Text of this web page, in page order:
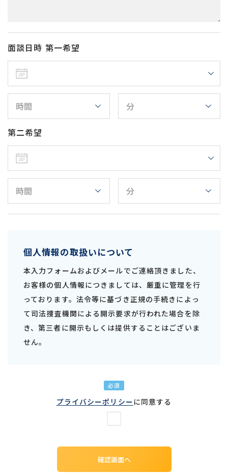
面談日時 第一希望
第二希望
個人情報の取扱いについて
本入力フォームおよびメールでご連絡頂きました、
お客様の個人情報につきましては、厳重に管理を行
っております。法令等に基づき正規の手続きによっ
て司法捜査機関による開示要求が行われた場合を除
き、第三者に開示もしくは提供することはございま
せん。
必須
プライバシーポリシーに同意する
確認画面へ